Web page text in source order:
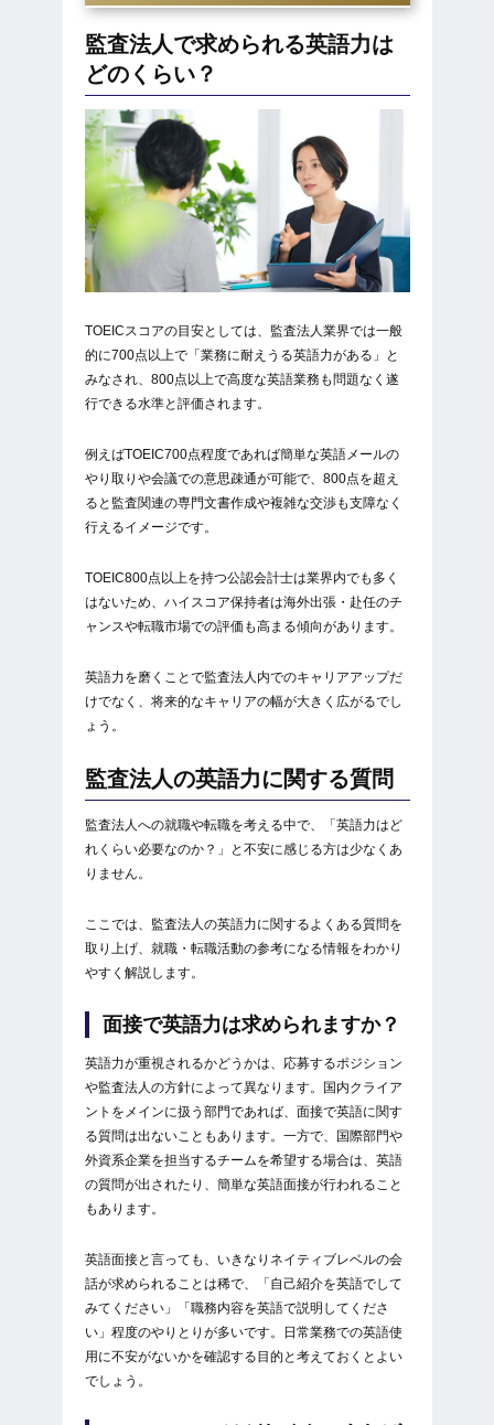
監査法人で求められる英語力は
どのくらい？
TOEICスコアの目安としては、監査法人業界では一般
的に700点以上で「業務に耐えうる英語力がある」と
みなされ、800点以上で高度な英語業務も問題なく遂
行できる水準と評価されます。
例えばTOEIC700点程度であれば簡単な英語メールの
やり取りや会議での意思疎通が可能で、800点を超え
ると監査関連の専門文書作成や複雑な交渉も支障なく
行えるイメージです。
TOEIC800点以上を持つ公認会計士は業界内でも多く
はないため、ハイスコア保持者は海外出張・赴任のチ
ャンスや転職市場での評価も高まる傾向があります。
英語力を磨くことで監査法人内でのキャリアアップだ
けでなく、将来的なキャリアの幅が大きく広がるでし
ょう。
監査法人の英語力に関する質問
監査法人への就職や転職を考える中で、「英語力はど
れくらい必要なのか？」と不安に感じる方は少なくあ
りません。
ここでは、監査法人の英語力に関するよくある質問を
取り上げ、就職・転職活動の参考になる情報をわかり
やすく解説します。
面接で英語力は求められますか？
英語力が重視されるかどうかは、応募するポジション
や監査法人の方針によって異なります。国内クライア
ントをメインに扱う部門であれば、面接で英語に関す
る質問は出ないこともあります。一方で、国際部門や
外資系企業を担当するチームを希望する場合は、英語
の質問が出されたり、簡単な英語面接が行われること
もあります。
英語面接と言っても、いきなりネイティブレベルの会
話が求められることは稀で、「自己紹介を英語でして
みてください」「職務内容を英語で説明してくださ
い」程度のやりとりが多いです。日常業務での英語使
用に不安がないかを確認する目的と考えておくとよい
でしょう。